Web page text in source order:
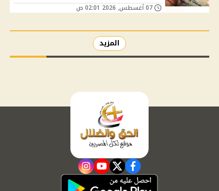
المزيد
facebook
twitter
youtube
instagram